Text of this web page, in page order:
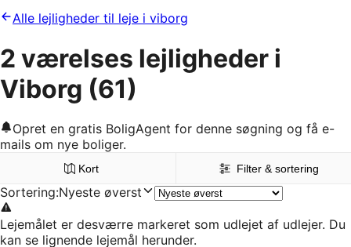
Alle lejligheder til leje i viborg
2 værelses lejligheder i
Viborg (61)
Opret en gratis BoligAgent for denne søgning og få e-
mails om nye boliger.
Kort Filter & sortering
Sortering:Nyeste øverst
Lejemålet er desværre markeret som udlejet af udlejer. Du
kan se lignende lejemål herunder.